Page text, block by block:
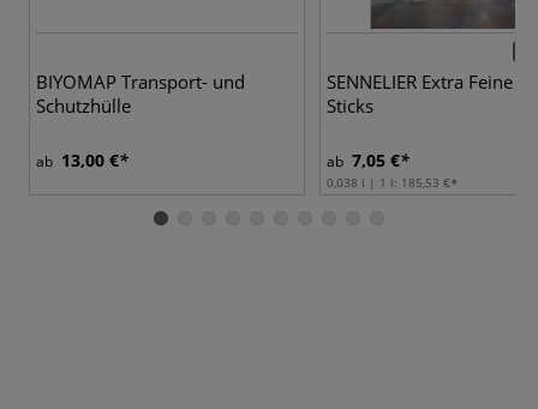
BIYOMAP Transport- und
Schutzhülle
ab 13,00 €
SENNELIER Extra Feine
Sticks
ab 7,05 €
0,038 l | 1 l: 185,53 €